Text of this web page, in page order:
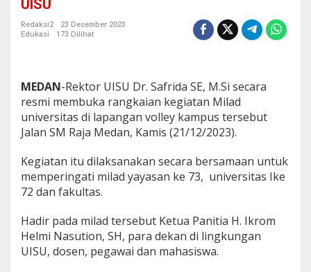
UISU
UISU
Redaksi2
23 Desember 2023
Edukasi
173 Dilihat
MEDAN-Rektor UISU Dr. Safrida SE, M.Si secara
resmi membuka rangkaian kegiatan Milad
universitas di lapangan volley kampus tersebut
Jalan SM Raja Medan, Kamis (21/12/2023).
Kegiatan itu dilaksanakan secara bersamaan untuk
memperingati milad yayasan ke 73, universitas Ike
72 dan fakultas.
Hadir pada milad tersebut Ketua Panitia H. Ikrom
Helmi Nasution, SH, para dekan di lingkungan
UISU, dosen, pegawai dan mahasiswa.